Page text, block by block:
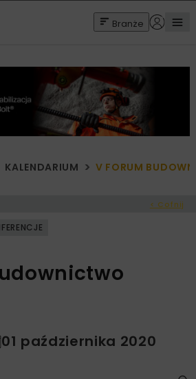
Branże
KALENDARIUM V FORUM
< Cofnij
01 października 2020